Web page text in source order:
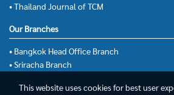
• Thailand Journal of TCM
Our Branches
• Bangkok Head Office Branch
• Sriracha Branch
This website uses cookies for best user